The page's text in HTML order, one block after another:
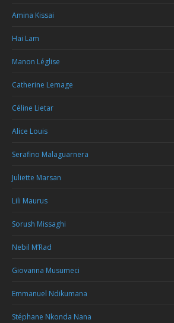
Amina Kissai
Hai Lam
Manon Léglise
Catherine Lemage
Céline Lietar
Alice Louis
Serafino Malaguarnera
Juliette Marsan
Lili Maurus
Sorush Missaghi
Nebil M’Rad
Giovanna Musumeci
Emmanuel Ndikumana
Stéphane Nkonda Nana